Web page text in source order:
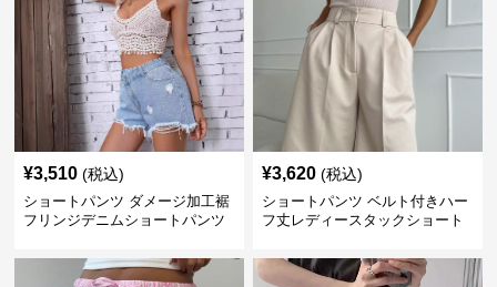
¥3,510 (税込)
ショートパンツ ダメージ加工裾
フリンジデニムショートパンツ
¥3,620 (税込)
ショートパンツ ベルト付きハー
フ丈レディースタックショート